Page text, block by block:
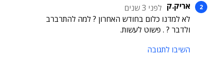
אריק.ק לפני 3 שנים
לא למדנו כלום בחודש האחרון ? למה להתרברב
ולדבר ? . פשוט לעשות.
השיבו לתגובה